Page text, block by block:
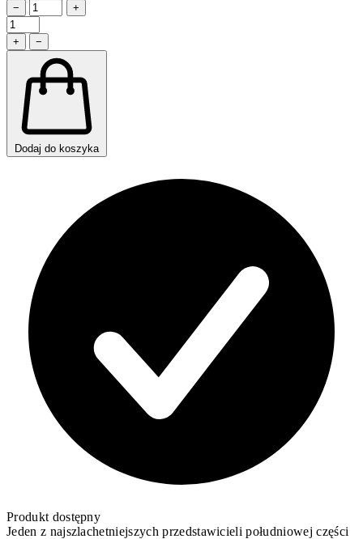
− +
+ −
Dodaj do koszyka
Produkt dostępny
Jeden z najszlachetniejszych przedstawicieli południowej części